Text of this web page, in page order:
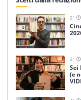
2'
2'
Sei
(e